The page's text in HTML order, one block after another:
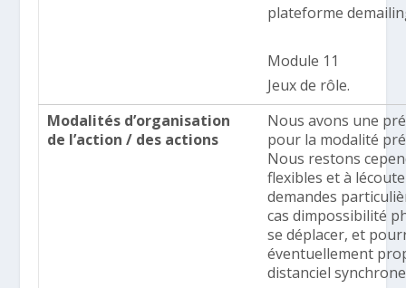
plateforme
Module 11
Jeux de rôle.
Modalités d’organisation
de l’action / des actions
Nous avons une
pour la modalité
Nous restons
flexibles et à
demandes
cas dimpossibilité
se déplacer, et
éventuellement
distanciel